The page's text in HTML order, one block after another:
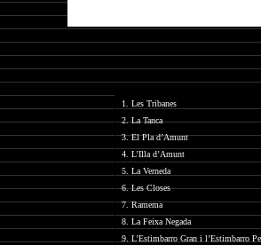
1. Les Tribanes
2. La Tanca
3. El Pla d’Amunt
4. L’Illa d’Amunt
5. La Verneda
6. Les Closes
7. Ramema
8. La Feixa Negada
9. L’Estimbarro Gran i l’Estimbarro